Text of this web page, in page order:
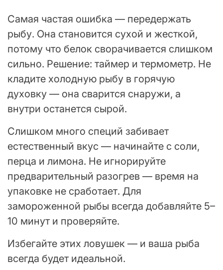
Самая частая ошибка — передержать
рыбу. Она становится сухой и жесткой,
потому что белок сворачивается слишком
сильно. Решение: таймер и термометр. Не
кладите холодную рыбу в горячую
духовку — она сварится снаружи, а
внутри останется сырой.
Слишком много специй забивает
естественный вкус — начинайте с соли,
перца и лимона. Не игнорируйте
предварительный разогрев — время на
упаковке не сработает. Для
замороженной рыбы всегда добавляйте 5–
10 минут и проверяйте.
Избегайте этих ловушек — и ваша рыба
всегда будет идеальной.